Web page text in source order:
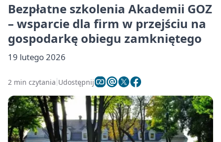
Bezpłatne szkolenia Akademii GOZ
– wsparcie dla firm w przejściu na
gospodarkę obiegu zamkniętego
19 lutego 2026
2 min czytania Udostępnij